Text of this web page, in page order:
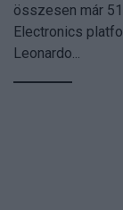
összesen már
Electronics
Leonardo...